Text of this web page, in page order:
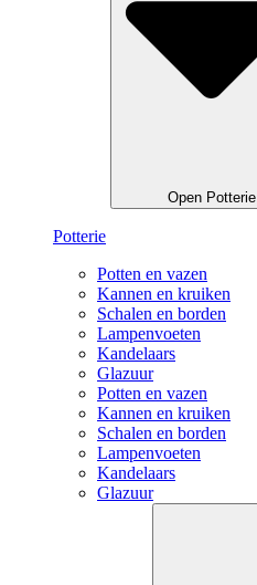
Open Potterie
Potterie
Potten en vazen
Kannen en kruiken
Schalen en borden
Lampenvoeten
Kandelaars
Glazuur
Potten en vazen
Kannen en kruiken
Schalen en borden
Lampenvoeten
Kandelaars
Glazuur